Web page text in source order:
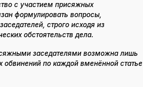
с участием присяжных
формулировать вопросы,
строго исходя из
обстоятельств дела.
заседателями возможна лишь
по каждой вменённой статье